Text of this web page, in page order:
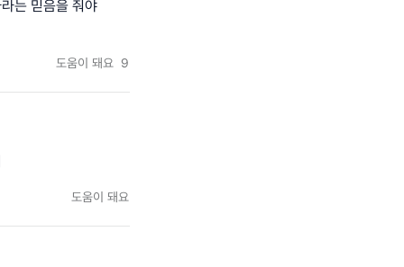
는 믿음을 줘야
도움이 돼요 9
도움이 돼요